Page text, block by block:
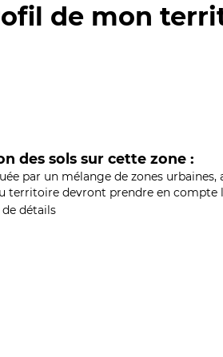
de mon
des sols sur cette zone :
par un mélange de zones
devront prendre en compte
détails